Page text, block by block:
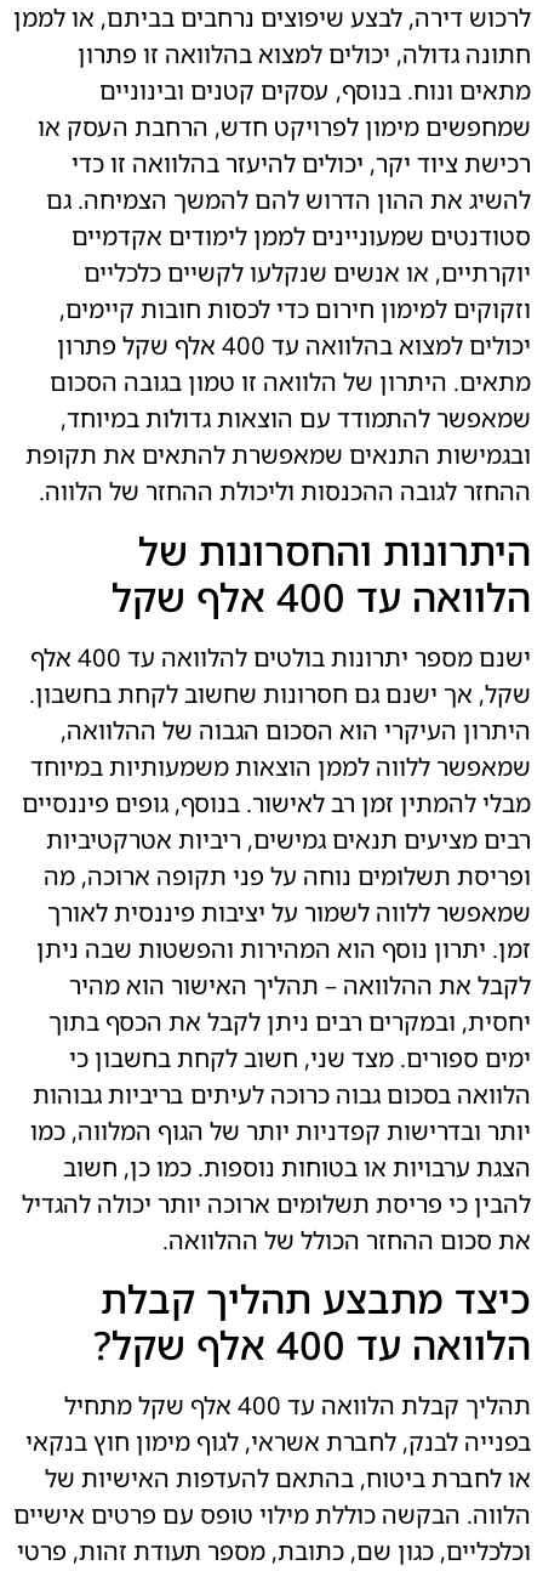
לרכוש דירה, לבצע שיפוצים נרחבים בביתם, או לממן
חתונה גדולה, יכולים למצוא בהלוואה זו פתרון
מתאים ונוח. בנוסף, עסקים קטנים ובינוניים
שמחפשים מימון לפרויקט חדש, הרחבת העסק או
רכישת ציוד יקר, יכולים להיעזר בהלוואה זו כדי
להשיג את ההון הדרוש להם להמשך הצמיחה. גם
סטודנטים שמעוניינים לממן לימודים אקדמיים
יוקרתיים, או אנשים שנקלעו לקשיים כלכליים
וזקוקים למימון חירום כדי לכסות חובות קיימים,
יכולים למצוא בהלוואה עד 400 אלף שקל פתרון
מתאים. היתרון של הלוואה זו טמון בגובה הסכום
שמאפשר להתמודד עם הוצאות גדולות במיוחד,
ובגמישות התנאים שמאפשרת להתאים את תקופת
ההחזר לגובה ההכנסות וליכולת ההחזר של הלווה.
היתרונות והחסרונות של
הלוואה עד 400 אלף שקל
ישנם מספר יתרונות בולטים להלוואה עד 400 אלף
שקל, אך ישנם גם חסרונות שחשוב לקחת בחשבון.
היתרון העיקרי הוא הסכום הגבוה של ההלוואה,
שמאפשר ללווה לממן הוצאות משמעותיות במיוחד
מבלי להמתין זמן רב לאישור. בנוסף, גופים פיננסיים
רבים מציעים תנאים גמישים, ריביות אטרקטיביות
ופריסת תשלומים נוחה על פני תקופה ארוכה, מה
שמאפשר ללווה לשמור על יציבות פיננסית לאורך
זמן. יתרון נוסף הוא המהירות והפשטות שבה ניתן
לקבל את ההלוואה – תהליך האישור הוא מהיר
יחסית, ובמקרים רבים ניתן לקבל את הכסף בתוך
ימים ספורים. מצד שני, חשוב לקחת בחשבון כי
הלוואה בסכום גבוה כרוכה לעיתים בריביות גבוהות
יותר ובדרישות קפדניות יותר של הגוף המלווה, כמו
הצגת ערבויות או בטוחות נוספות. כמו כן, חשוב
להבין כי פריסת תשלומים ארוכה יותר יכולה להגדיל
את סכום ההחזר הכולל של ההלוואה.
כיצד מתבצע תהליך קבלת
הלוואה עד 400 אלף שקל?
תהליך קבלת הלוואה עד 400 אלף שקל מתחיל
בפנייה לבנק, לחברת אשראי, לגוף מימון חוץ בנקאי
או לחברת ביטוח, בהתאם להעדפות האישיות של
הלווה. הבקשה כוללת מילוי טופס עם פרטים אישיים
וכלכליים, כגון שם, כתובת, מספר תעודת זהות, פרטי